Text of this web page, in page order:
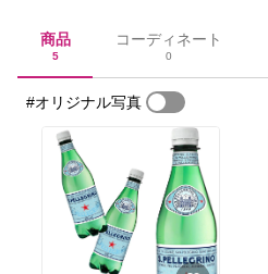
商品
5
コーディネート
0
#オリジナル写真